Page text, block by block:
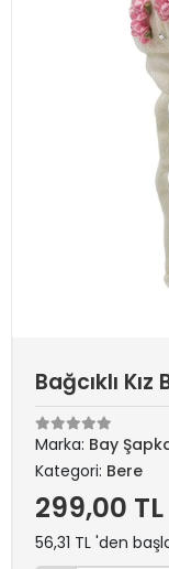
Bağcıklı
Marka: Bay
Kategori: Bere
299,00 TL
56,31 TL 'den